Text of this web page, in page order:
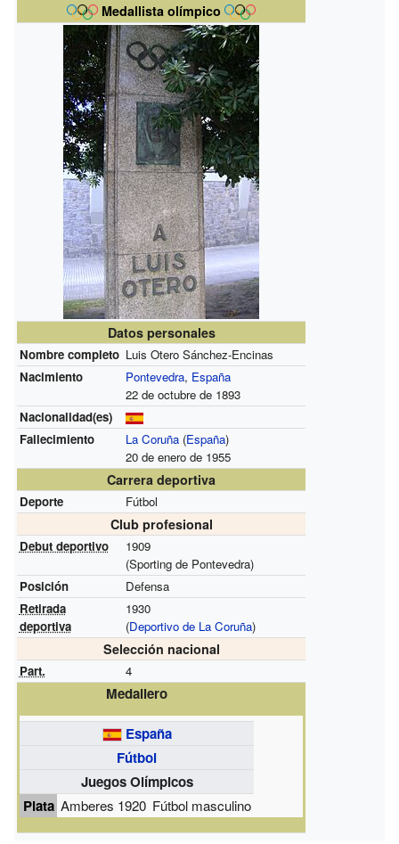
Medallista olímpico
Datos personales
Nombre completo Luis Otero Sánchez-Encinas
Nacimiento
Pontevedra, España
22 de octubre de 1893
Nacionalidad(es)
Fallecimiento
La Coruña(España)
20 de enero de 1955
Carrera deportiva
Deporte Fútbol
Club profesional
Debut deportivo
1909
(Sporting de Pontevedra)
Posición
Defensa
Retirada
deportiva
1930
(Deportivo de La Coruña)
Selección nacional
Part. 4
Medallero
España
Fútbol
Juegos Olímpicos
Plata Amberes 1920 Fútbol masculino